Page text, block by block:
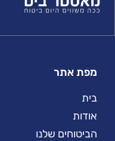
מפת אתר
בית
אודות
הביטוחים שלנו